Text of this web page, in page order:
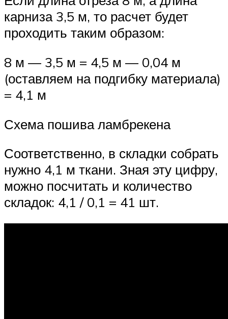
карниза 3,5 м, то расчет будет
проходить таким образом:
8 м — 3,5 м = 4,5 м — 0,04 м
(оставляем на подгибку материала)
= 4,1 м
Схема пошива ламбрекена
Соответственно, в складки собрать
нужно 4,1 м ткани. Зная эту цифру,
можно посчитать и количество
складок: 4,1 / 0,1 = 41 шт.